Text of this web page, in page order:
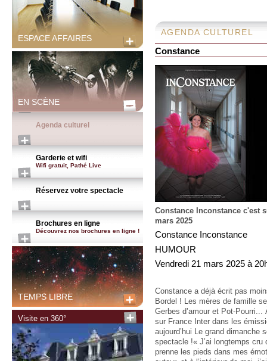
ESPACE AFFAIRES
EN SCÈNE
Agenda culturel
Garderie et wifi
Wifi gratuit, Pathé Live
Réservez votre spectacle
Brochures en ligne
Découvrez nos brochures en ligne !
TEMPS LIBRE
Visite en 360°
AGENDA CULTUREL
Constance
Constance Inconstance c'est
mars 2025
Constance Inconstance
HUMOUR
Vendredi 21 mars 2025 à
Constance a déjà écrit pas
Bordel ! Les mères de famille
Gerbes d’amour et Pot-
sur France Inter dans les
aujourd’hui Le grand dimanche
spectacle !« J’ai longtemps cru
prenne les pieds dans mes